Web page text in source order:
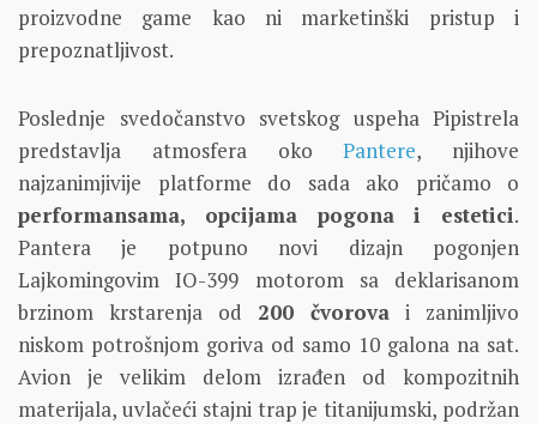
proizvodne game kao ni marketinški pristup i
prepoznatljivost.
Poslednje svedočanstvo svetskog uspeha Pipistrela
predstavlja atmosfera okoPantere, njihove
najzanimjivije platforme do sada ako pričamo o
performansama, opcijama pogona i estetici.
Pantera je potpuno novi dizajn pogonjen
Lajkomingovim IO-399 motorom sa deklarisanom
brzinom krstarenja od 200 čvorova i zanimljivo
niskom potrošnjom goriva od samo 10 galona na sat.
Avion je velikim delom izrađen od kompozitnih
materijala, uvlačeći stajni trap je titanijumski, podržan